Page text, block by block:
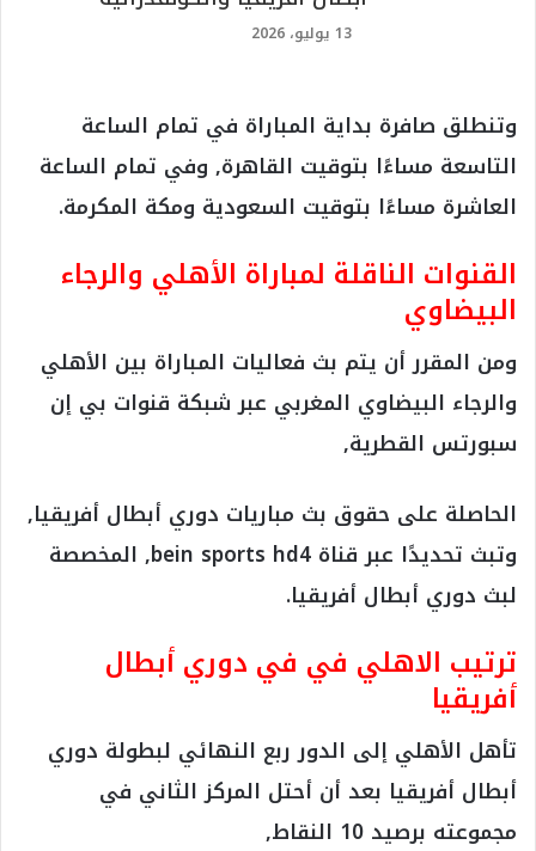
13 يوليو، 2026
وتنطلق صافرة بداية المباراة في تمام الساعة
التاسعة مساءًا بتوقيت القاهرة, وفي تمام الساعة
العاشرة مساءًا بتوقيت السعودية ومكة المكرمة.
القنوات الناقلة لمباراة الأهلي والرجاء
البيضاوي
ومن المقرر أن يتم بث فعاليات المباراة بين الأهلي
والرجاء البيضاوي المغربي عبر شبكة قنوات بي إن
سبورتس القطرية,
الحاصلة على حقوق بث مباريات دوري أبطال أفريقيا,
وتبث تحديدًا عبر قناة bein sports hd4, المخصصة
لبث دوري أبطال أفريقيا.
ترتيب الاهلي في في دوري أبطال
أفريقيا
تأهل الأهلي إلى الدور ربع النهائي لبطولة دوري
أبطال أفريقيا بعد أن أحتل المركز الثاني في
مجموعته برصيد 10 النقاط,